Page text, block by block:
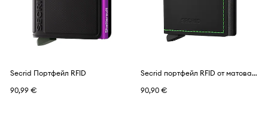
Secrid Портфейл RFID
90,99 €
Secrid портфейл RFID от матова кожа
90,90 €